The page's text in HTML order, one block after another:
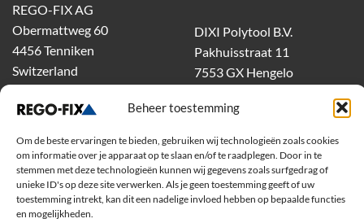
Beheer toestemming
Om de beste ervaringen te bieden, gebruiken wij technologieën zoals cookies
om informatie over je apparaat op te slaan en/of te raadplegen. Door in te
stemmen met deze technologieën kunnen wij gegevens zoals surfgedrag of
unieke ID's op deze site verwerken. Als je geen toestemming geeft of uw
toestemming intrekt, kan dit een nadelige invloed hebben op bepaalde functies
en mogelijkheden.
REGO-FIX AG
Obermattweg 60
4456 Tenniken
Switzerland
DIXI Polytool B.V.
Pakhuisstraat 11
7553 GX Hengelo
dixiholland@dixi.com
Volg ons op Youtube
Volg ons op Linkedin